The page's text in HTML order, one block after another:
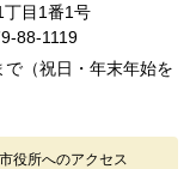
目1番1号
88-1119
（祝日・年末年始を
市役所へのアクセス